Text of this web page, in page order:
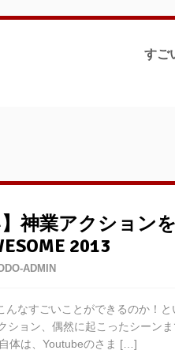
すご
】神業アクション
2013
ADMIN
んなすごいことができるのか！
ション、偶然に起こったシーン
体は、Youtubeのさま […]